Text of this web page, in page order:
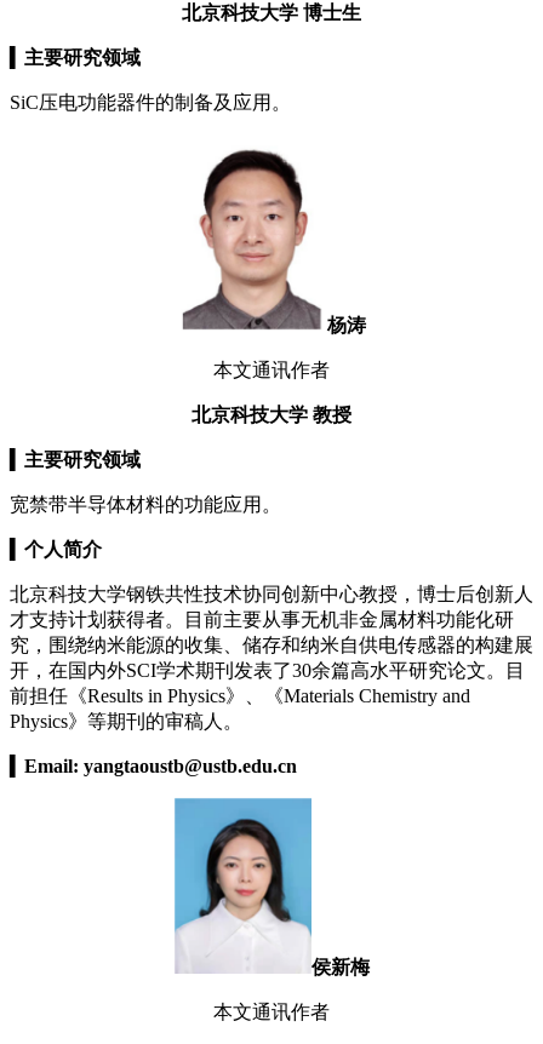
北京科技大学 博士生
主要研究领域
SiC压电功能器件的制备及应用。
杨涛
本文通讯作者
北京科技大学 教授
主要研究领域
宽禁带半导体材料的功能应用。
个人简介
北京科技大学钢铁共性技术协同创新中心教授，博士后创新人
才支持计划获得者。目前主要从事无机非金属材料功能化研
究，围绕纳米能源的收集、储存和纳米自供电传感器的构建展
开，在国内外SCI学术期刊发表了30余篇高水平研究论文。目
前担任《Results in Physics》、《Materials Chemistry and
Physics》等期刊的审稿人。
Email: yangtaoustb@ustb.edu.cn
侯新梅
本文通讯作者